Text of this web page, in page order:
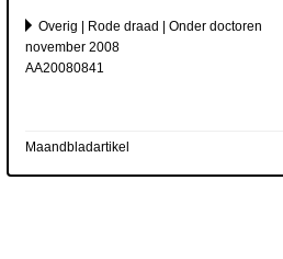
Overig | Rode draad | Onder doctoren
november 2008
AA20080841
Maandbladartikel